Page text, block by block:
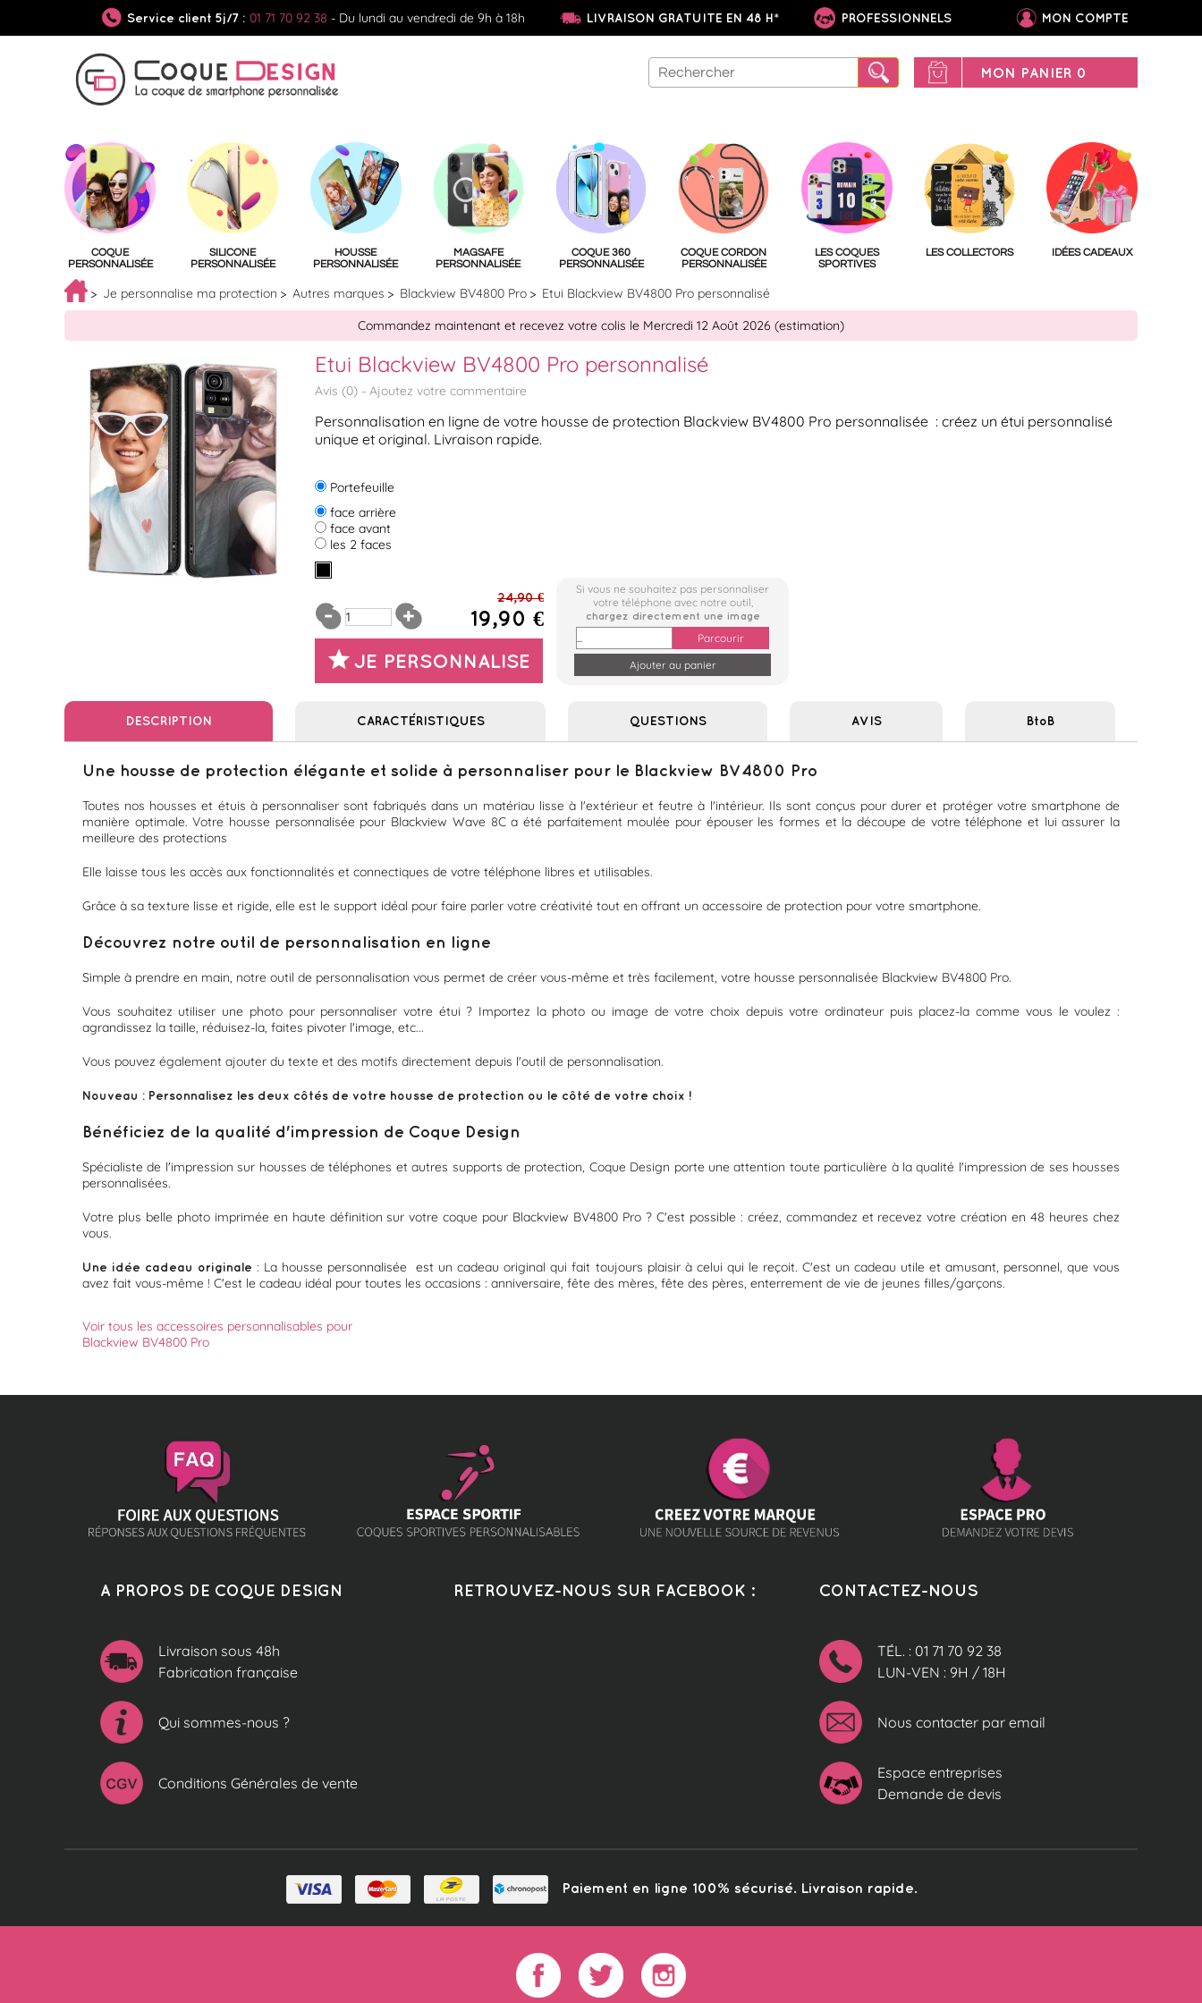
Service client 5j/7 : 01 71 70 92 38 - Du lundi au vendredi de 9h à 18h LIVRAISON GRATUITE EN 48 H* PROFESSIONNELS MON COMPTE
MON PANIER 0
COQUE
PERSONNALISÉE
SILICONE
PERSONNALISÉE
HOUSSE
PERSONNALISÉE
MAGSAFE
PERSONNALISÉE
COQUE 360
PERSONNALISÉE
COQUE CORDON
PERSONNALISÉE
LES COQUES
SPORTIVES
LES COLLECTORS IDÉES CADEAUX
Je personnalise ma protection Autres marques Blackview BV4800 Pro
Etui Blackview BV4800 Pro personnalisé
Commandez maintenant et recevez votre colis le Mercredi 12 Août 2026 (estimation)
Etui Blackview BV4800 Pro personnalisé
Avis (0) - Ajoutez votre commentaire
Personnalisation en ligne de votre housse de protection Blackview BV4800 Pro personnalisée : créez un étui personnalisé
unique et original. Livraison rapide.
Portefeuille
face arrière
face avant
les 2 faces
24,90 €
19,90 €
JE PERSONNALISE
Si vous ne souhaitez pas personnaliser
votre téléphone avec notre outil,
chargez directement une image
Parcourir
DESCRIPTION CARACTÉRISTIQUES QUESTIONS AVIS BtoB
Une housse de protection élégante et solide à personnaliser pour le Blackview BV4800 Pro
Toutes nos housses et étuis à personnaliser sont fabriqués dans un matériau lisse à l'extérieur et feutre à l'intérieur. Ils sont conçus pour durer et protéger votre smartphone de
manière optimale. Votre housse personnalisée pour Blackview Wave 8C a été parfaitement moulée pour épouser les formes et la découpe de votre téléphone et lui assurer la
meilleure des protections
Elle laisse tous les accès aux fonctionnalités et connectiques de votre téléphone libres et utilisables.
Grâce à sa texture lisse et rigide, elle est le support idéal pour faire parler votre créativité tout en offrant un accessoire de protection pour votre smartphone.
Découvrez notre outil de personnalisation en ligne
Simple à prendre en main, notre outil de personnalisation vous permet de créer vous-même et très facilement, votre housse personnalisée Blackview BV4800 Pro.
Vous souhaitez utiliser une photo pour personnaliser votre étui ? Importez la photo ou image de votre choix depuis votre ordinateur puis placez-la comme vous le voulez :
agrandissez la taille, réduisez-la, faites pivoter l'image, etc...
Vous pouvez également ajouter du texte et des motifs directement depuis l'outil de personnalisation.
Nouveau : Personnalisez les deux côtés de votre housse de protection ou le côté de votre choix !
Bénéficiez de la qualité d'impression de Coque Design
Spécialiste de l'impression sur housses de téléphones et autres supports de protection, Coque Design porte une attention toute particulière à la qualité l'impression de ses housses
personnalisées.
Votre plus belle photo imprimée en haute définition sur votre coque pour Blackview BV4800 Pro ? C'est possible : créez, commandez et recevez votre création en 48 heures chez
vous.
Une idée cadeau originale : La housse personnalisée est un cadeau original qui fait toujours plaisir à celui qui le reçoit. C'est un cadeau utile et amusant, personnel, que vous
avez fait vous-même ! C'est le cadeau idéal pour toutes les occasions : anniversaire, fête des mères, fête des pères, enterrement de vie de jeunes filles/garçons.
Voir tous les accessoires personnalisables pour
Blackview BV4800 Pro
A PROPOS DE COQUE DESIGN
Livraison sous 48h
Fabrication française
Qui sommes-nous ?
Conditions Générales de vente
RETROUVEZ-NOUS SUR FACEBOOK : CONTACTEZ-NOUS
TÉL. : 01 71 70 92 38
LUN-VEN : 9H / 18H
Nous contacter par email
Espace entreprises
Demande de devis
Paiement en ligne 100% sécurisé. Livraison rapide.